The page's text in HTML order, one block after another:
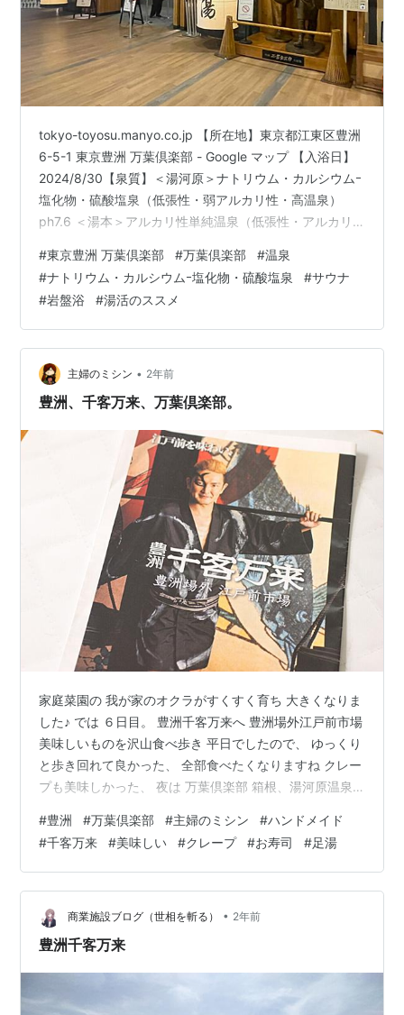
tokyo-toyosu.manyo.co.jp 【所在地】東京都江東区豊洲
6-5-1 東京豊洲 万葉倶楽部 - Google マップ 【入浴日】
2024/8/30【泉質】＜湯河原＞ナトリウム・カルシウムｰ
塩化物・硫酸塩泉（低張性・弱アルカリ性・高温泉）
ph7.6 ＜湯本＞アルカリ性単純温泉（低張性・アルカリ
んへ行って参りました。東京豊洲 万葉倶楽部さんへは、
ゆりかもめ 市場前駅より豊洲市場側を右手へ。 程なく豊
洲場外 江戸前市場が見えて来ます。 コチラは観光を意識
してか江戸長屋風の外観。奥に目指す万葉倶楽部が見え
ます。 駅から徒歩3分…
#東京豊洲 万葉倶楽部 #万葉倶楽部 #温泉
#ナトリウム・カルシウムｰ塩化物・硫酸塩泉 #サウナ
#岩盤浴 #湯活のススメ
主婦のミシン • 2年前
豊洲、千客万来、万葉倶楽部。
家庭菜園の 我が家のオクラがすくすく育ち 大きくなりま
した♪ では ６日目。 豊洲千客万来へ 豊洲場外江戸前市場
美味しいものを沢山食べ歩き 平日でしたので、 ゆっくり
と歩き回れて良かった、 全部食べたくなりますね クレー
プも美味しかった、 夜は 万葉倶楽部 箱根、湯河原温泉♨️
日、 お供ハンドメイドはこちら つかいやすいものばか
り、 温泉♨️にはいつたり 足湯で景色を見たりと 優雅な時
間です、 夜の景色も最高です、明日はまた 楽しみいっぱ
いです😊本日も 読んで頂きありがとうございました。 ☆
ユーチューブチャンネル 登録者 ９７１…
#豊洲 #万葉倶楽部 #主婦のミシン #ハンドメイド
#千客万来 #美味しい #クレープ #お寿司 #足湯
商業施設ブログ（世相を斬る） • 2年前
豊洲千客万来